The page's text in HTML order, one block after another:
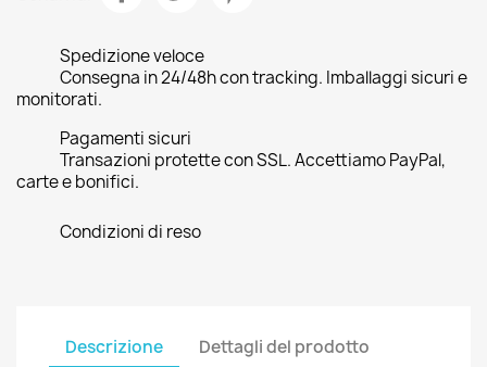
Spedizione veloce
Consegna in 24/48h con tracking. Imballaggi sicuri e
monitorati.
Pagamenti sicuri
Transazioni protette con SSL. Accettiamo PayPal,
carte e bonifici.
Condizioni di reso
Descrizione Dettagli del prodotto